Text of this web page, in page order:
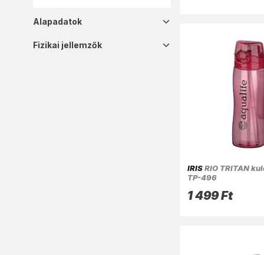
IRISRIO TRITAN
TP-496
1 499 Ft
Alapadatok dropdown_16
Fizikai jellemzők dropdown_16